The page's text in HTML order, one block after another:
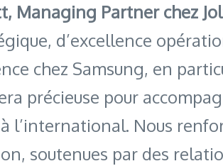
Managing Partner chez
d’excellence
chez Samsung, en
précieuse pour
l’international. Nous
soutenues par des